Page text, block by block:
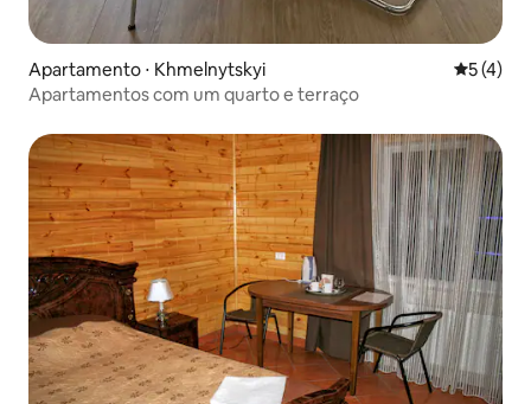
Apartamento ⋅ Khmelnytskyi 5 de
5 (4)
Apartamentos com um quarto e terraço